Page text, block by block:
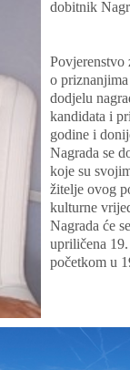
dobitnik
Povjerenstvo
o
dodjelu
kandidata i
godine i
Nagrada se
koje su
žitelje ovog
kulturne
Nagrada će
upriličena
početkom u